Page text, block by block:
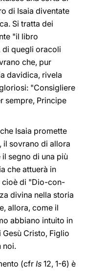
di Isaia diventate
Si tratta dei
"il libro
di quegli oracoli
che, pur
davidica, rivela
"Consigliere
sempre, Principe
Isaia promette
il sovrano di allora
segno di una più
che attuerà in
cioè di "Dio-con-
divina nella storia
allora, come il
abbiano intuito in
Cristo, Figlio
noi.
(cfr Is 12, 1-6) è